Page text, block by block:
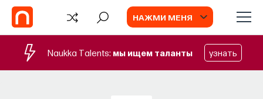
НАЖМИ МЕНЯ
Naukka Talents: мы ищем таланты узнать